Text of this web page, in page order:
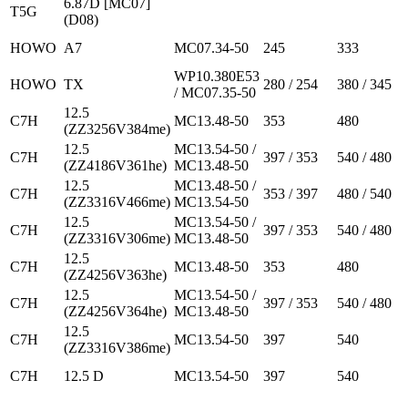
T5G
6.87D [MC07]
(D08)
HOWO A7 MC07.34-50 245 333
HOWO TX
WP10.380E53
/ MC07.35-50
280 / 254 380 / 345
C7H
12.5
(ZZ3256V384me)
MC13.48-50 353 480
C7H
12.5
(ZZ4186V361he)
MC13.54-50 /
MC13.48-50
397 / 353 540 / 480
C7H
12.5
(ZZ3316V466me)
MC13.48-50 /
MC13.54-50
353 / 397 480 / 540
C7H
12.5
(ZZ3316V306me)
MC13.54-50 /
MC13.48-50
397 / 353 540 / 480
C7H
12.5
(ZZ4256V363he)
MC13.48-50 353 480
C7H
12.5
(ZZ4256V364he)
MC13.54-50 /
MC13.48-50
397 / 353 540 / 480
C7H
12.5
(ZZ3316V386me)
MC13.54-50 397 540
C7H 12.5 D MC13.54-50 397 540